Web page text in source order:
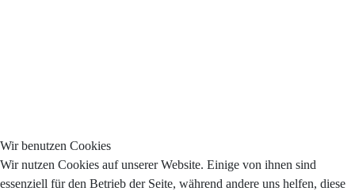
Wir benutzen Cookies
Wir nutzen Cookies auf unserer Website. Einige von ihnen sind
essenziell für den Betrieb der Seite, während andere uns helfen, diese